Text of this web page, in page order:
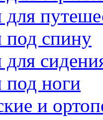
спину
ноги
и